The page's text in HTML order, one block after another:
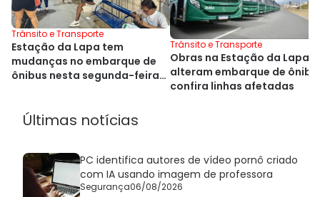
Trânsito e Transporte
Estação da Lapa tem
mudanças no embarque de
ônibus nesta segunda-feira
Trânsito e Transporte
Obras na Estação da Lapa
alteram embarque de
confira linhas afetadas
Últimas notícias
PC identifica autores de vídeo pornô criado
com IA usando imagem de professora
Segurança06/08/2026